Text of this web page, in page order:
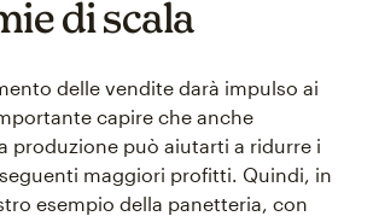
di scala
delle vendite darà impulso ai
capire che anche
produzione può aiutarti a ridurre i
maggiori profitti. Quindi, in
esempio della panetteria, con